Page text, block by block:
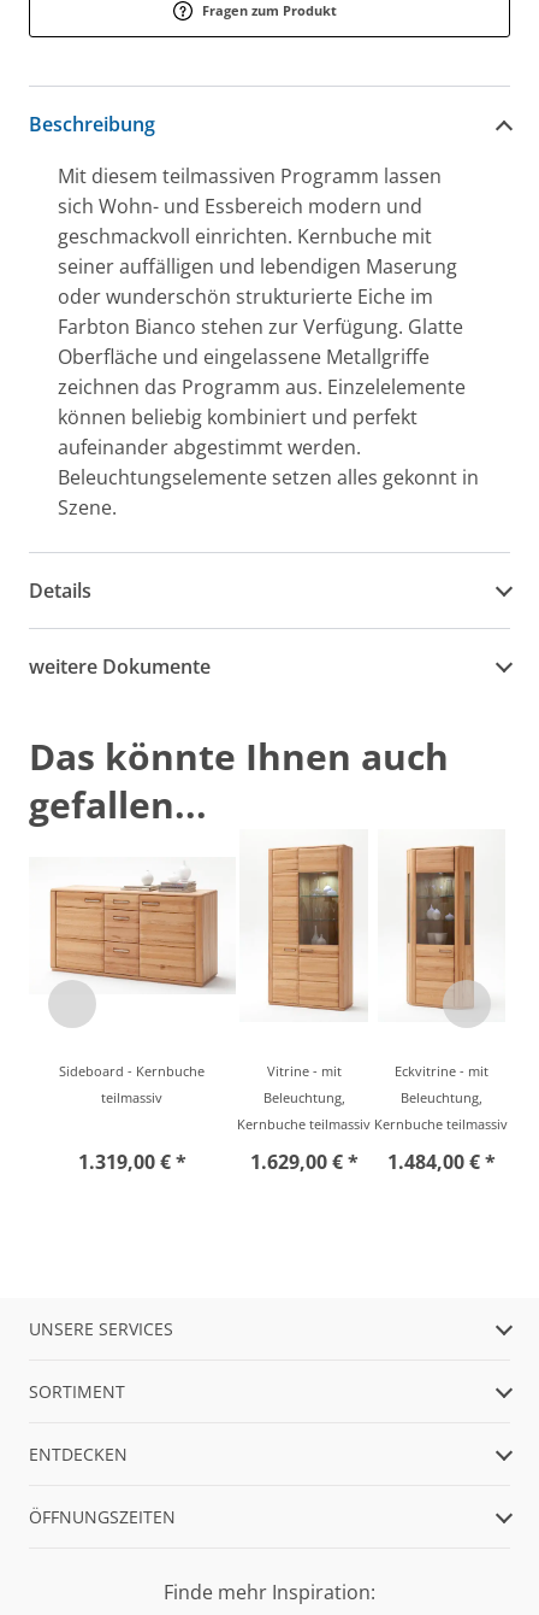
Fragen zum Produkt
Beschreibung
Mit diesem teilmassiven Programm lassen
sich Wohn- und Essbereich modern und
geschmackvoll einrichten. Kernbuche mit
seiner auffälligen und lebendigen Maserung
oder wunderschön strukturierte Eiche im
Farbton Bianco stehen zur Verfügung. Glatte
Oberfläche und eingelassene Metallgriffe
zeichnen das Programm aus. Einzelelemente
können beliebig kombiniert und perfekt
aufeinander abgestimmt werden.
Beleuchtungselemente setzen alles gekonnt in
Szene.
Details
weitere Dokumente
Das könnte Ihnen auch
gefallen...
Sideboard - Kernbuche
teilmassiv
1.319,00 € *
Vitrine - mit
Beleuchtung,
Kernbuche teilmassiv
1.629,00 € *
Eckvitrine - mit
Beleuchtung,
Kernbuche teilmassiv
1.484,00 € *
UNSERE SERVICES
SORTIMENT
ENTDECKEN
ÖFFNUNGSZEITEN
Finde mehr Inspiration: